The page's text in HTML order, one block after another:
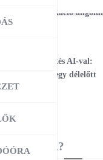
kommunikáció angolul
hirdetés AI-val:
kampányig egy délelőtt
KAMARA?